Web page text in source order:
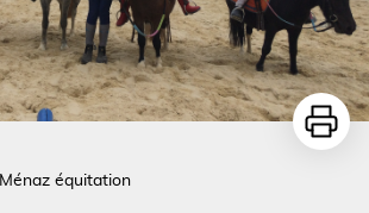
Ménaz équitation